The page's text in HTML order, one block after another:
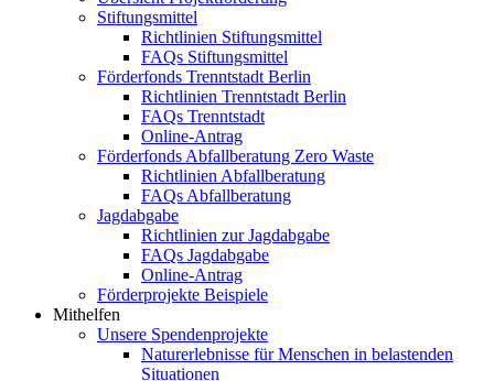
Stiftungsmittel
Richtlinien Stiftungsmittel
FAQs Stiftungsmittel
Förderfonds Trenntstadt Berlin
Richtlinien Trenntstadt Berlin
FAQs Trenntstadt
Online-Antrag
Förderfonds Abfallberatung Zero Waste
Richtlinien Abfallberatung
FAQs Abfallberatung
Jagdabgabe
Richtlinien zur Jagdabgabe
FAQs Jagdabgabe
Online-Antrag
Förderprojekte Beispiele
Mithelfen
Unsere Spendenprojekte
Naturerlebnisse für Menschen in belastenden
Situationen